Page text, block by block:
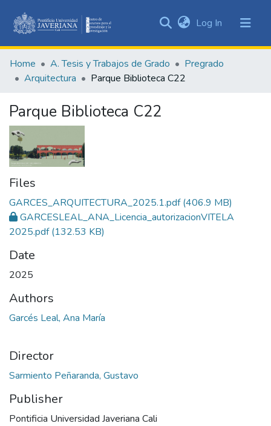
&
Collections
Statistics
Log In (current)
Home A. Tesis y Trabajos de Grado
Pregrado
Arquitectura
Parque Biblioteca C22
Parque Biblioteca C22
Files
GARCES_ARQUITECTURA_2025.1.pdf(406.9 MB)
GARCESLEAL_ANA_Licencia_autorizacionVITELA
2025.pdf(132.53 KB)
Date
2025
Authors
Garcés Leal, Ana María
Director
Sarmiento Peñaranda, Gustavo
Publisher
Pontificia Universidad Javeriana Cali